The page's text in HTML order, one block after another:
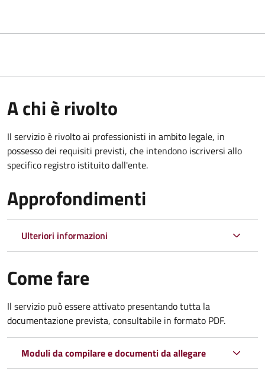
A chi è rivolto
Il servizio è rivolto ai professionisti in ambito legale, in
possesso dei requisiti previsti, che intendono iscriversi allo
specifico registro istituito dall'ente.
Approfondimenti
Ulteriori informazioni
Come fare
Il servizio può essere attivato presentando tutta la
documentazione prevista, consultabile in formato PDF.
Moduli da compilare e documenti da allegare